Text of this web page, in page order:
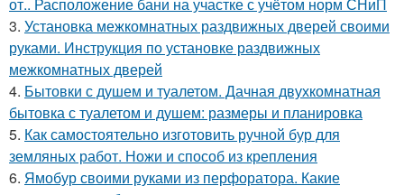
3. Установка межкомнатных раздвижных дверей своими
руками. Инструкция по установке раздвижных
межкомнатных дверей
4. Бытовки с душем и туалетом. Дачная двухкомнатная
бытовка с туалетом и душем: размеры и планировка
5. Как самостоятельно изготовить ручной бур для
земляных работ. Ножи и способ из крепления
6. Ямобур своими руками из перфоратора. Какие